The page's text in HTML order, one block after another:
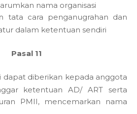
nama organisasi
tata cara penganugrahan dan
dalam ketentuan sendiri
Pasal 11
dapat diberikan kepada anggota
ketentuan AD/ ART serta
PMII, mencemarkan nama